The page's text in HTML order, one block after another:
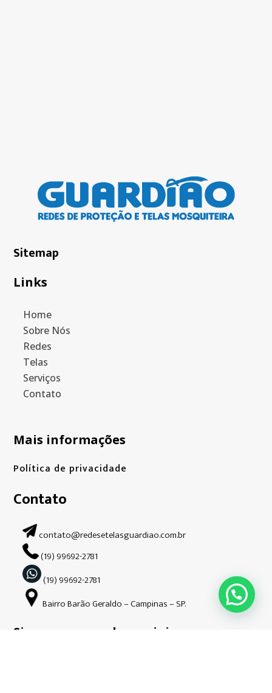
Sitemap
Links
Home
Sobre Nós
Redes
Telas
Serviços
Contato
Mais informações
Política de privacidade
Contato
contato@redesetelasguardiao.com.br
(19) 99692-2781
(19) 99692-2781
Bairro Barão Geraldo – Campinas – SP.
Siga-nos nas redes sociais